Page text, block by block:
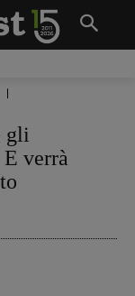
gli
verrà